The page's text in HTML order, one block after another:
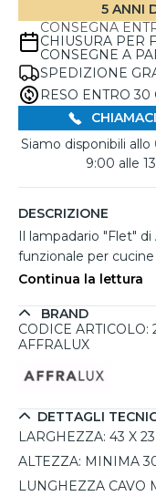
5 ANNI
CONSEGNA
CHIUSURA PER
CONSEGNE A
SPEDIZIONE
RESO ENTRO 30
Siamo disponibili allo
9:00 alle
DESCRIZIONE
Il lampadario "Flet"
funzionale per
rettangolare in
lampadario è
up&down, con luci
superiori che
robustezza, data
resistente e privo di
particolare. Le
offrono una
Continua la lettura
BRAND
CODICE ARTICOLO:
AFFRALUX
DETTAGLI
LARGHEZZA: 43 X
ALTEZZA: MINIMA
LUNGHEZZA CAVO